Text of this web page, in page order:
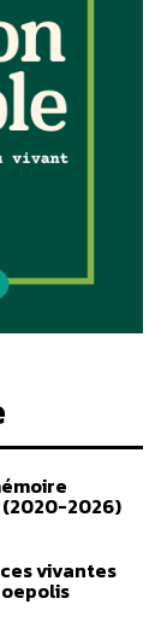
2026)
vivantes